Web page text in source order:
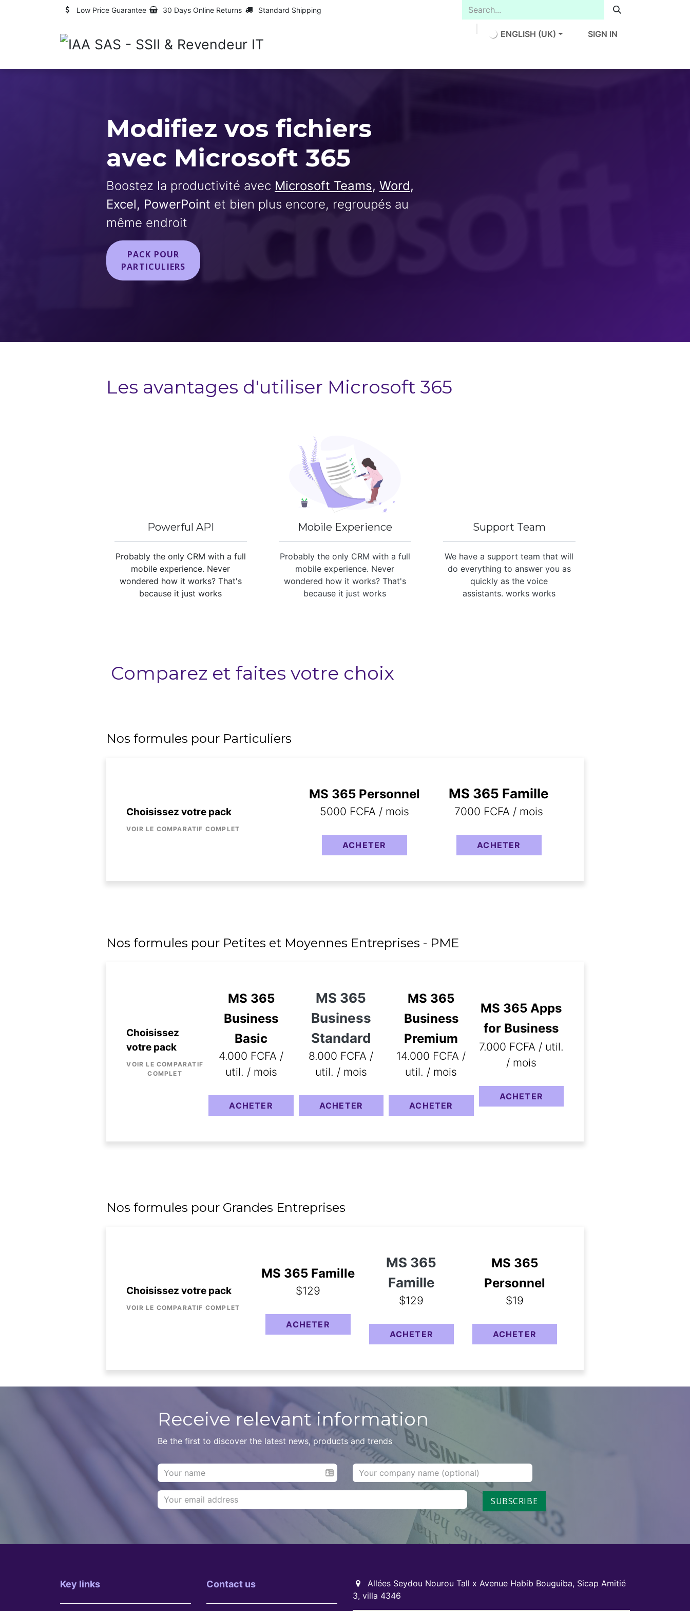
Low Price Guarantee 30 Days Online Returns Standard Shipping
ENGLISH (UK)
SIGN IN
Modifiez vos fichiers
avec Microsoft 365
Boostez la productivité avec Microsoft Teams, Word,
Excel, PowerPoint et bien plus encore, regroupés au
même endroit
PACK POUR
PARTICULIERS
Les avantages d'utiliser Microsoft 365
Powerful API
Probably the only CRM with a full
mobile experience. Never
wondered how it works? That's
because it just works
Mobile Experience
Probably the only CRM with a full
mobile experience. Never
wondered how it works? That's
because it just works
Support Team
We have a support team that will
do everything to answer you as
quickly as the voice
assistants. works works
Comparez et faites votre choix
Nos formules pour Particuliers
Choisissez votre pack
VOIR LE COMPARATIF COMPLET
MS 365 Personnel
5000 FCFA / mois
ACHETER
MS 365 Famille
7000 FCFA / mois
ACHETER
Stockage 1 To
Family safety
Nos formules pour Petites et Moyennes Entreprises - PME
Choisissez
votre pack
VOIR LE COMPARATIF
COMPLET
MS 365
Business
Basic
4.000 FCFA /
util. / mois
ACHETER
MS 365
Business
Standard
8.000 FCFA /
util. / mois
ACHETER
MS 365
Business
Premium
14.000 FCFA /
util. / mois
ACHETER
MS 365 Apps
for Business
7.000 FCFA / util.
/ mois
ACHETER
Structuration de données
Nos formules pour Grandes Entreprises
Choisissez votre pack
VOIR LE COMPARATIF COMPLET
MS 365 Famille
$129
ACHETER
MS 365
Famille
$129
ACHETER
MS 365
Personnel
$19
ACHETER
Voir le comparatif
Voir le comparatif Voir le comparatif Voir le comparatif
Texte Voir le comparatif Voir le comparatif Voir le comparatif
Voir le comparatif
Receive relevant information
Be the first to discover the latest news, products and trends
SUBSCRIBE
Key links Contact us
Allées Seydou Nourou Tall x Avenue Habib Bouguiba, Sicap Amitié
3, villa 4346